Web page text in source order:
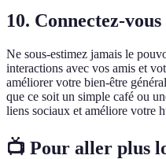
10. Connectez-
Ne sous-estimez jamais le
interactions avec vos amis et
améliorer votre bien-être
que ce soit un simple café ou
liens sociaux et améliore votre
📺 Pour aller plus